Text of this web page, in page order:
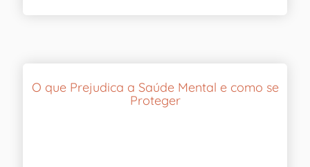
O que Prejudica a Saúde Mental e como se
Proteger